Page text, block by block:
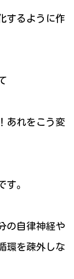
するように作
あれをこう変
。
の自律神経や
環を疎外しな